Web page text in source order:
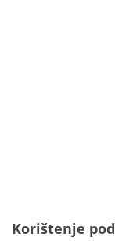
Korištenje